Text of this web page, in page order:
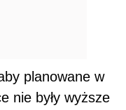
planowane w
nie były wyższe